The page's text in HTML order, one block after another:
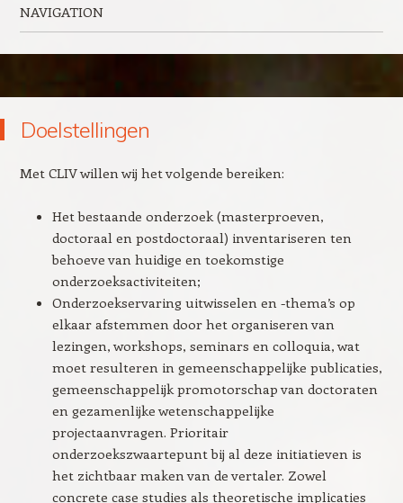
NAVIGATION
Doelstellingen
Met CLIV willen wij het volgende bereiken:
Het bestaande onderzoek (masterproeven,
doctoraal en postdoctoraal) inventariseren ten
behoeve van huidige en toekomstige
onderzoeksactiviteiten;
Onderzoekservaring uitwisselen en -thema’s op
elkaar afstemmen door het organiseren van
lezingen, workshops, seminars en colloquia, wat
moet resulteren in gemeenschappelijke publicaties,
gemeenschappelijk promotorschap van doctoraten
en gezamenlijke wetenschappelijke
projectaanvragen. Prioritair
onderzoekszwaartepunt bij al deze initiatieven is
het zichtbaar maken van de vertaler. Zowel
concrete case studies als theoretische implicaties